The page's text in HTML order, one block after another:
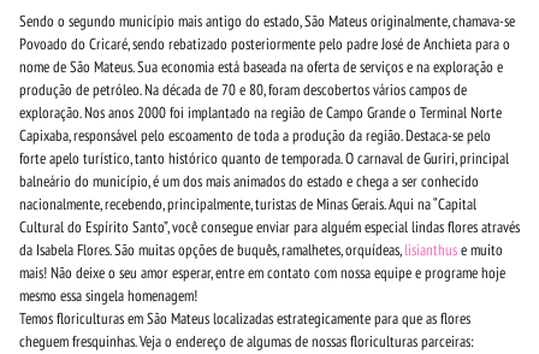
Sendo o segundo município mais antigo do estado, São Mateus originalmente, chamava-se
Povoado do Cricaré, sendo rebatizado posteriormente pelo padre José de Anchieta para o
nome de São Mateus. Sua economia está baseada na oferta de serviços e na exploração e
produção de petróleo. Na década de 70 e 80, foram descobertos vários campos de
exploração. Nos anos 2000 foi implantado na região de Campo Grande o Terminal Norte
Capixaba, responsável pelo escoamento de toda a produção da região. Destaca-se pelo
forte apelo turístico, tanto histórico quanto de temporada. O carnaval de Guriri, principal
balneário do município, é um dos mais animados do estado e chega a ser conhecido
nacionalmente, recebendo, principalmente, turistas de Minas Gerais. Aqui na “Capital
Cultural do Espírito Santo”, você consegue enviar para alguém especial lindas flores através
da Isabela Flores. São muitas opções de buquês, ramalhetes, orquídeas,lisianthuse muito
mais! Não deixe o seu amor esperar, entre em contato com nossa equipe e programe hoje
mesmo essa singela homenagem!
Temos floriculturas em São Mateus localizadas estrategicamente para que as flores
cheguem fresquinhas. Veja o endereço de algumas de nossas floriculturas parceiras: